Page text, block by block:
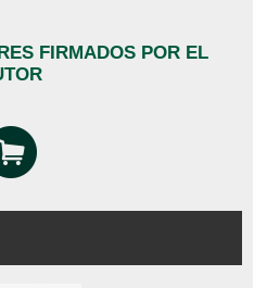
FIRMADOS POR EL